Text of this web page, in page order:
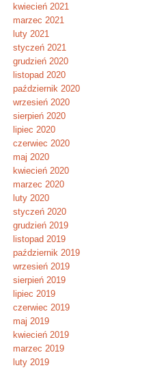
kwiecień 2021
marzec 2021
luty 2021
styczeń 2021
grudzień 2020
listopad 2020
październik 2020
wrzesień 2020
sierpień 2020
lipiec 2020
czerwiec 2020
maj 2020
kwiecień 2020
marzec 2020
luty 2020
styczeń 2020
grudzień 2019
listopad 2019
październik 2019
wrzesień 2019
sierpień 2019
lipiec 2019
czerwiec 2019
maj 2019
kwiecień 2019
marzec 2019
luty 2019